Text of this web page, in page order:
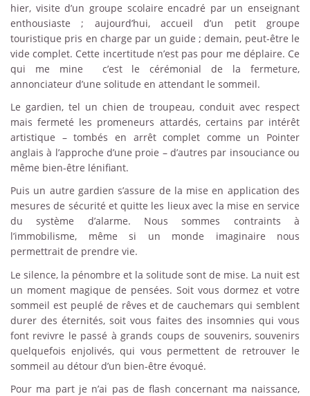
hier, visite d’un groupe scolaire encadré par un enseignant
enthousiaste ; aujourd’hui, accueil d’un petit groupe
touristique pris en charge par un guide ; demain, peut-être le
vide complet. Cette incertitude n’est pas pour me déplaire. Ce
qui me mine c’est le cérémonial de la fermeture,
annonciateur d’une solitude en attendant le sommeil.
Le gardien, tel un chien de troupeau, conduit avec respect
mais fermeté les promeneurs attardés, certains par intérêt
artistique – tombés en arrêt complet comme un Pointer
anglais à l’approche d’une proie – d’autres par insouciance ou
même bien-être lénifiant.
Puis un autre gardien s’assure de la mise en application des
mesures de sécurité et quitte les lieux avec la mise en service
du système d’alarme. Nous sommes contraints à
l’immobilisme, même si un monde imaginaire nous
permettrait de prendre vie.
Le silence, la pénombre et la solitude sont de mise. La nuit est
un moment magique de pensées. Soit vous dormez et votre
sommeil est peuplé de rêves et de cauchemars qui semblent
durer des éternités, soit vous faites des insomnies qui vous
font revivre le passé à grands coups de souvenirs, souvenirs
quelquefois enjolivés, qui vous permettent de retrouver le
sommeil au détour d’un bien-être évoqué.
Pour ma part je n’ai pas de flash concernant ma naissance,